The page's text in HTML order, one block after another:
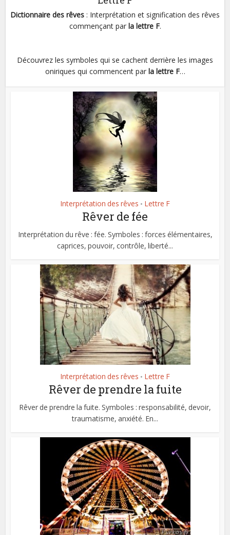
Dictionnaire des rêves : Interprétation et signification des rêves
commençant par la lettre F.
Découvrez les symboles qui se cachent derrière les images
oniriques qui commencent par la lettre F…
Interprétation des rêves • Lettre F
Rêver de fée
Interprétation du rêve : fée. Symboles : forces élémentaires,
caprices, pouvoir, contrôle, liberté...
Interprétation des rêves • Lettre F
Rêver de prendre la fuite
Rêver de prendre la fuite. Symboles : responsabilité, devoir,
traumatisme, anxiété. En...